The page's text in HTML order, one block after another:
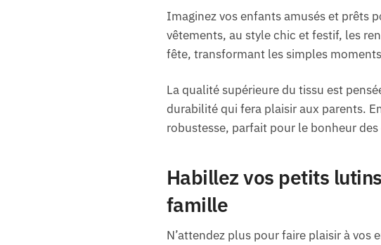
Imaginez vos enfants amusés et prêts
vêtements, au style chic et festif, les
fête, transformant les simples
La qualité supérieure du tissu est
durabilité qui fera plaisir aux parents.
robustesse, parfait pour le bonheur
Habillez vos petits
famille
N’attendez plus pour faire plaisir à